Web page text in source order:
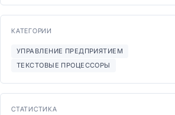
КАТЕГОРИИ
УПРАВЛЕНИЕ ПРЕДПРИЯТИЕМ
ТЕКСТОВЫЕ ПРОЦЕССОРЫ
СТАТИСТИКА